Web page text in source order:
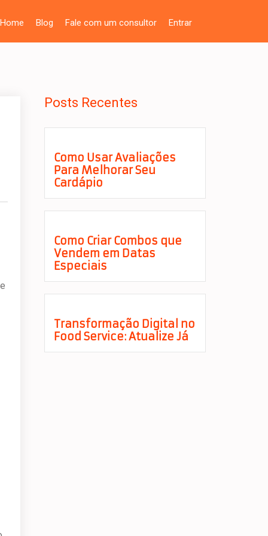
Home Blog Fale com um consultor Entrar
Posts Recentes
Como Usar Avaliações
Para Melhorar Seu
Cardápio
Como Criar Combos que
Vendem em Datas
Especiais
Transformação Digital no
Food Service: Atualize Já